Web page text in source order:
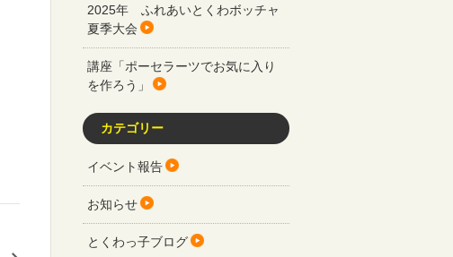
2025年 ふれあいとくわボッチャ
夏季大会
講座「ポーセラーツでお気に入り
を作ろう」
カテゴリー
イベント報告
お知らせ
とくわっ子ブログ